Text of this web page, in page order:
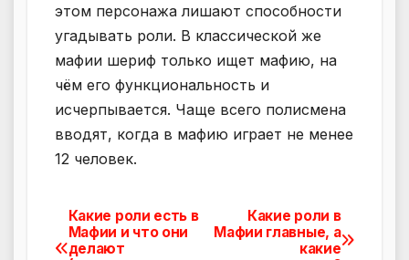
этом персонажа лишают способности
угадывать роли. В классической же
мафии шериф только ищет мафию, на
чём его функциональность и
исчерпывается. Чаще всего полисмена
вводят, когда в мафию играет не менее
12 человек.
Навигация
Какие роли в
Мафии главные, а
какие
Какие роли есть в
Мафии и что они
делают